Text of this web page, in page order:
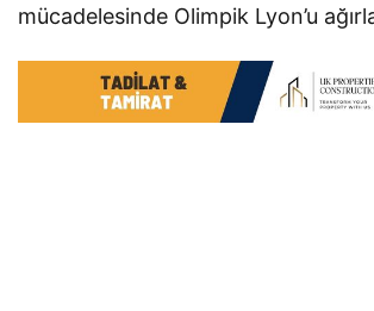
mücadelesinde Olimpik Lyon’u